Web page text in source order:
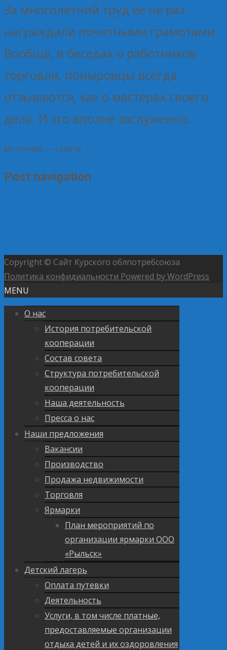
За многолетний труд ее не раз
награждали почетными грамотами.
Вообще, в беседах о работников
торговли, поныровцы всегда
отзываются, как о мастерах своего
дела. И это вполне заслуженно.
Источник — газета .
Post navigation
Copyright © Сайт Курского облпотребсоюза
Политика конфидиальности Powered by WordPress
MENU
О нас
История потребительской
кооперации
Состав совета
Структура потребительской
кооперации
Наша деятельность
Пресса о нас
Наши предложения
Вакансии
Производство
Продажа недвижимости
Торговля
Ярмарки
План мероприятий по
организации ярмарки ООО
«Рыльск»
Детский лагерь
Оплата путевки
Деятельность
Услуги, в том числе платные,
предоставляемые организации
отдыха детей и их оздоровления